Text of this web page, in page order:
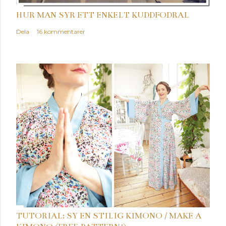
e
n
r
HUR MAN SYR ETT ENKELT KUDDFODRAL
Dela 16 kommentarer
TUTORIAL: SY EN STILIG KIMONO / MAKE A